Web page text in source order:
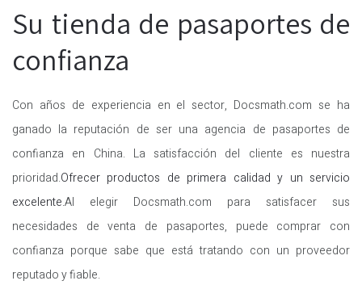
Su tienda de pasaportes de
confianza
Con años de experiencia en el sector, Docsmath.com se ha
ganado la reputación de ser una agencia de pasaportes de
confianza en China. La satisfacción del cliente es nuestra
prioridad.Ofrecer productos de primera calidad y un servicio
excelente.Al elegir Docsmath.com para satisfacer sus
necesidades de venta de pasaportes, puede comprar con
confianza porque sabe que está tratando con un proveedor
reputado y fiable.